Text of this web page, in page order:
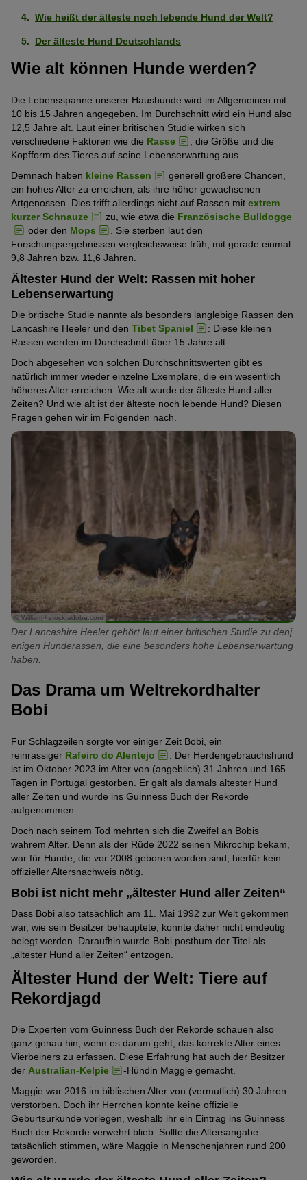
Wie heißt der älteste noch lebende Hund der Welt?
Der älteste Hund Deutschlands
Wie alt können Hunde werden?
Die Lebensspanne unserer Haushunde wird im Allgemeinen mit
10 bis 15 Jahren angegeben. Im Durchschnitt wird ein Hund also
12,5 Jahre alt. Laut einer britischen Studie wirken sich
verschiedene Faktoren wie die Rasse
, die Größe und die
Kopfform des Tieres auf seine Lebenserwartung aus.
Demnach haben kleine Rassen
generell größere Chancen,
ein hohes Alter zu erreichen, als ihre höher gewachsenen
Artgenossen. Dies trifft allerdings nicht auf Rassen mit extrem
kurzer Schnauze
zu, wie etwa die Französische Bulldogge
oder den Mops
. Sie sterben laut den
Forschungsergebnissen vergleichsweise früh, mit gerade einmal
9,8 Jahren bzw. 11,6 Jahren.
Ältester Hund der Welt: Rassen mit hoher
Lebenserwartung
Die britische Studie nannte als besonders langlebige Rassen den
Lancashire Heeler und den Tibet Spaniel
: Diese kleinen
Rassen werden im Durchschnitt über 15 Jahre alt.
Doch abgesehen von solchen Durchschnittswerten gibt es
natürlich immer wieder einzelne Exemplare, die ein wesentlich
höheres Alter erreichen. Wie alt wurde der älteste Hund aller
Zeiten? Und wie alt ist der älteste noch lebende Hund? Diesen
Fragen gehen wir im Folgenden nach.
© William / stock.adobe.com
Der Lancashire Heeler gehört laut einer britischen Studie zu denj
enigen Hunderassen, die eine besonders hohe Lebenserwartung
haben.
Das Drama um Weltrekordhalter
Bobi
Für Schlagzeilen sorgte vor einiger Zeit Bobi, ein
reinrassiger Rafeiro do Alentejo
. Der Herdengebrauchshund
ist im Oktober 2023 im Alter von (angeblich) 31 Jahren und 165
Tagen in Portugal gestorben. Er galt als damals ältester Hund
aller Zeiten und wurde ins Guinness Buch der Rekorde
aufgenommen.
Doch nach seinem Tod mehrten sich die Zweifel an Bobis
wahrem Alter. Denn als der Rüde 2022 seinen Mikrochip bekam,
war für Hunde, die vor 2008 geboren worden sind, hierfür kein
offizieller Altersnachweis nötig.
Bobi ist nicht mehr „ältester Hund aller Zeiten“
Dass Bobi also tatsächlich am 11. Mai 1992 zur Welt gekommen
war, wie sein Besitzer behauptete, konnte daher nicht eindeutig
belegt werden. Daraufhin wurde Bobi posthum der Titel als
„ältester Hund aller Zeiten“ entzogen.
Ältester Hund der Welt: Tiere auf
Rekordjagd
Die Experten vom Guinness Buch der Rekorde schauen also
ganz genau hin, wenn es darum geht, das korrekte Alter eines
Vierbeiners zu erfassen. Diese Erfahrung hat auch der Besitzer
der Australian-Kelpie
-Hündin Maggie gemacht.
Maggie war 2016 im biblischen Alter von (vermutlich) 30 Jahren
verstorben. Doch ihr Herrchen konnte keine offizielle
Geburtsurkunde vorlegen, weshalb ihr ein Eintrag ins Guinness
Buch der Rekorde verwehrt blieb. Sollte die Altersangabe
tatsächlich stimmen, wäre Maggie in Menschenjahren rund 200
geworden.